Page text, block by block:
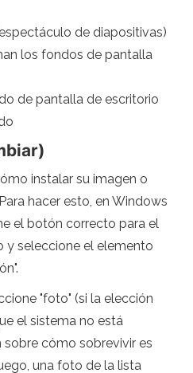
de diapositivas)
los fondos de pantalla
de pantalla de escritorio
instalar su imagen o
hacer esto, en Windows
el botón correcto para el
y seleccione el elemento
"foto" (si la elección
el sistema no está
cómo sobrevivir es
una foto de la lista